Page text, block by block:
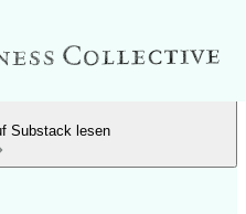
Substack lesen